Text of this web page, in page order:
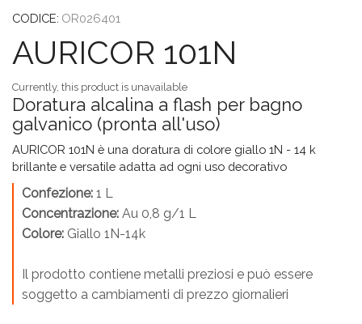
CODICE: OR026401
AURICOR 101N
Currently, this product is unavailable
Doratura alcalina a flash per bagno
galvanico (pronta all'uso)
AURICOR 101N è una doratura di colore giallo 1N - 14 k
brillante e versatile adatta ad ogni uso decorativo
Confezione: 1 L
Concentrazione: Au 0,8 g/1 L
Colore: Giallo 1N-14k
Il prodotto contiene metalli preziosi e può essere
soggetto a cambiamenti di prezzo giornalieri